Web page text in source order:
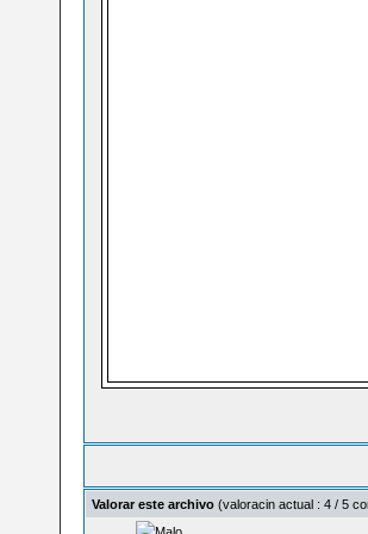
Valorar este archivo (valoracin actual : 4 / 5